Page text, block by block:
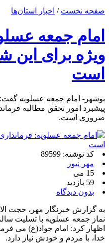
صفحه نخست / اخبار استان‌ها
امام جمعه
ویژه برای
است
بوشهر- امام جمعه عسلویه
پیشبرد امور تحقق مطالبه
ضروری است.
کد نوشته: 89599
مهر نیوز
15 می
59 بازدید
بدون دیدگاه
به گزارش خبرنگار مهر، حجت
نماز جمعه عسلویه با تسلیت
اظهار کرد: امام جواد(ع) می
خدا، با مردم و خودش نیاز دارد.